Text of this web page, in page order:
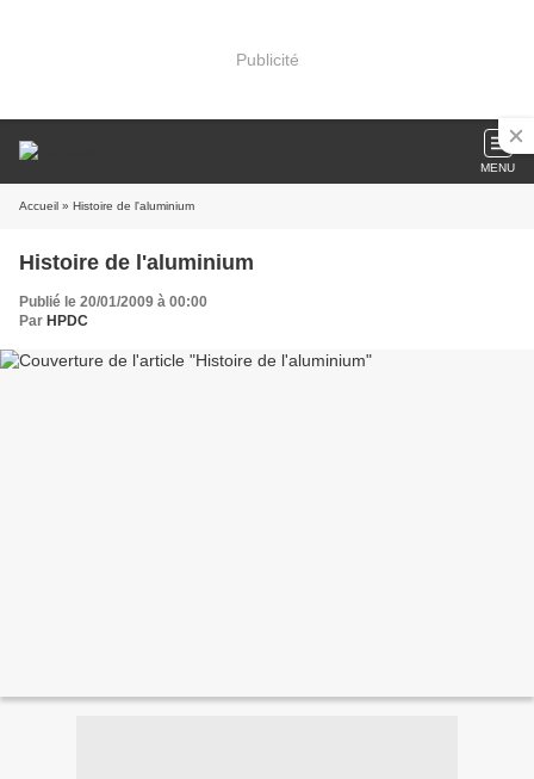
Publicité
MENU
Accueil » Histoire de l'aluminium
Histoire de l'aluminium
Publié le 20/01/2009 à 00:00
Par HPDC